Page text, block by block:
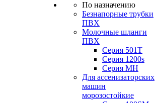
По назначению
Безнапорные трубки
ПВХ
Молочные шланги
ПВХ
Серия 501T
Серия 1200s
Серия МН
Для ассенизаторских
машин
морозостойкие